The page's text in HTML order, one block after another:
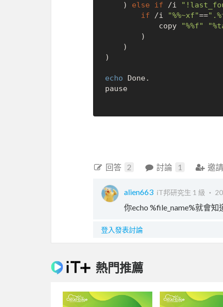
    )
else if /i
if /i "%%~xf"==
            copy
"%%f"
)
echo Done.
pause
回答 2 討論 1 邀
alien663 iT邦研究生 1 級 ‧
你echo %file_name%就會
登入發表討論
熱門推薦